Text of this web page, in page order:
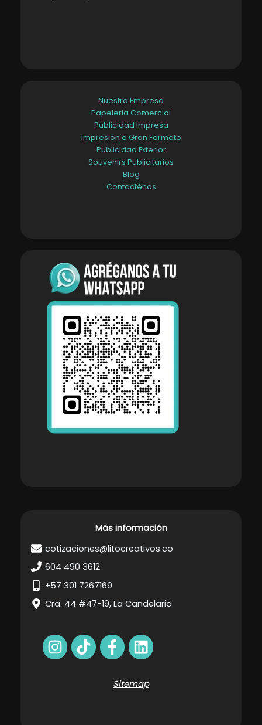
Nuestra Empresa
Papeleria Comercial
Publicidad Impresa
Impresión a Gran Formato
Publicidad Exterior
Souvenirs Publicitarios
Blog
Contacténos
Más información
cotizaciones@litocreativos.co
604 490 3612
+57 301 7267169
Cra. 44 #47-19, La Candelaria
Sitemap